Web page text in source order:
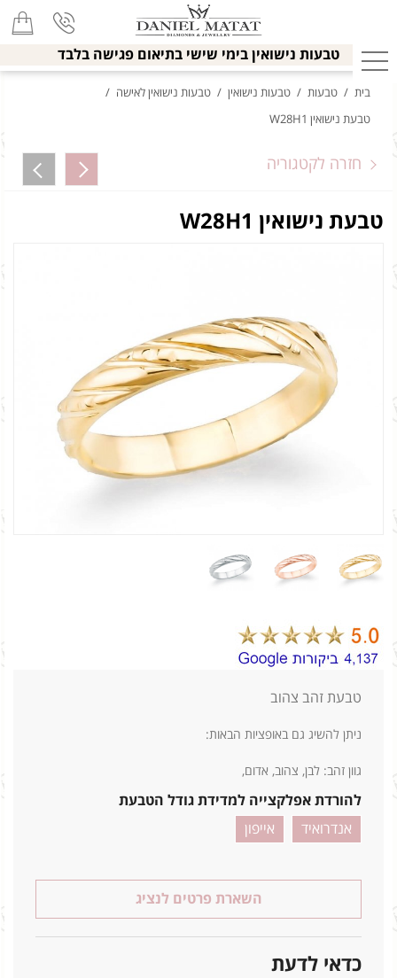
טבעות נישואין בימי שישי בתיאום פגישה בלבד
בית / טבעות / טבעות נישואין / טבעות נישואין לאישה /
טבעת נישואין W28H1
חזרה לקטגוריה
טבעת נישואין W28H1
טבעת זהב צהוב
ניתן להשיג גם באופציות הבאות:
גוון זהב: לבן, צהוב, אדום,
להורדת אפלקצייה למדידת גודל הטבעת
אנדרואיד
אייפון
השארת פרטים לנציג
כדאי לדעת